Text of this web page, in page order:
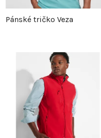
Pánské tričko Veza